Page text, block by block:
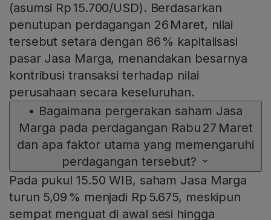
(asumsi Rp 15.700/USD). Berdasarkan
penutupan perdagangan 26 Maret, nilai
tersebut setara dengan 86 % kapitalisasi
pasar Jasa Marga, menandakan besarnya
kontribusi transaksi terhadap nilai
perusahaan secara keseluruhan.
• Bagaimana pergerakan saham Jasa
Marga pada perdagangan Rabu 27 Maret
dan apa faktor utama yang memengaruhi
perdagangan tersebut?
Pada pukul 15.50 WIB, saham Jasa Marga
turun 5,09 % menjadi Rp 5.675, meskipun
sempat menguat di awal sesi hingga